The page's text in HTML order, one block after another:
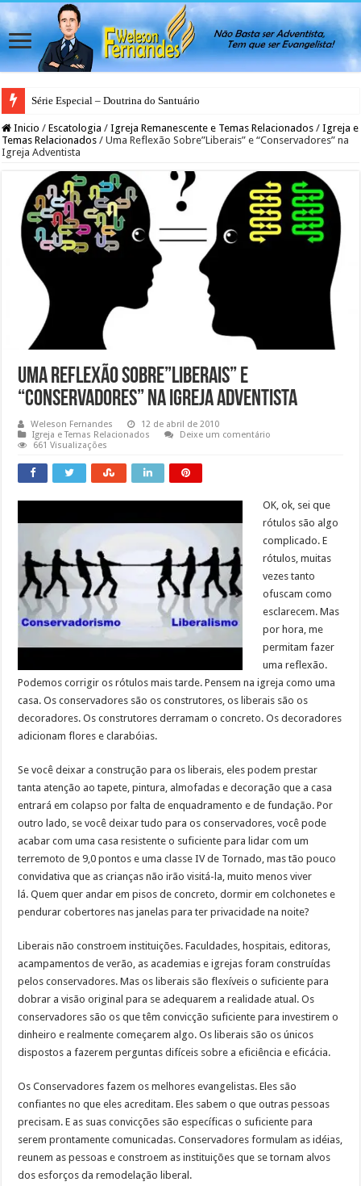
Série Especial – Doutrina do Santuário
Inicio / Escatologia / Igreja Remanescente e Temas Relacionados / Igreja e
Temas Relacionados / Uma Reflexão Sobre”Liberais” e “Conservadores” na
Igreja Adventista
Uma Reflexão Sobre”Liberais” e
“Conservadores” na Igreja Adventista
Weleson Fernandes
12 de abril de 2010
Igreja e Temas Relacionados
Deixe um comentário
661 Visualizações
OK, ok, sei que
rótulos são algo
complicado. E
rótulos, muitas
vezes tanto
ofuscam como
esclarecem. Mas
por hora, me
permitam fazer
uma reflexão.
Podemos corrigir os rótulos mais tarde. Pensem na igreja como uma
casa. Os conservadores são os construtores, os liberais são os
decoradores. Os construtores derramam o concreto. Os decoradores
adicionam flores e clarabóias.
Se você deixar a construção para os liberais, eles podem prestar
tanta atenção ao tapete, pintura, almofadas e decoração que a casa
entrará em colapso por falta de enquadramento e de fundação. Por
outro lado, se você deixar tudo para os conservadores, você pode
acabar com uma casa resistente o suficiente para lidar com um
terremoto de 9,0 pontos e uma classe IV de Tornado, mas tão pouco
convidativa que as crianças não irão visitá-la, muito menos viver
lá. Quem quer andar em pisos de concreto, dormir em colchonetes e
pendurar cobertores nas janelas para ter privacidade na noite?
Liberais não constroem instituições. Faculdades, hospitais, editoras,
acampamentos de verão, as academias e igrejas foram construídas
pelos conservadores. Mas os liberais são flexíveis o suficiente para
dobrar a visão original para se adequarem a realidade atual. Os
conservadores são os que têm convicção suficiente para investirem o
dinheiro e realmente começarem algo. Os liberais são os únicos
dispostos a fazerem perguntas difíceis sobre a eficiência e eficácia.
Os Conservadores fazem os melhores evangelistas. Eles são
confiantes no que eles acreditam. Eles sabem o que outras pessoas
precisam. E as suas convicções são específicas o suficiente para
serem prontamente comunicadas. Conservadores formulam as idéias,
reunem as pessoas e constroem as instituições que se tornam alvos
dos esforços da remodelação liberal.